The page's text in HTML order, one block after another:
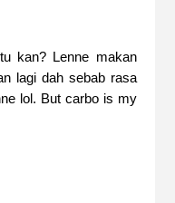
kan? Lenne makan
lagi dah sebab rasa
lol. But carbo is my